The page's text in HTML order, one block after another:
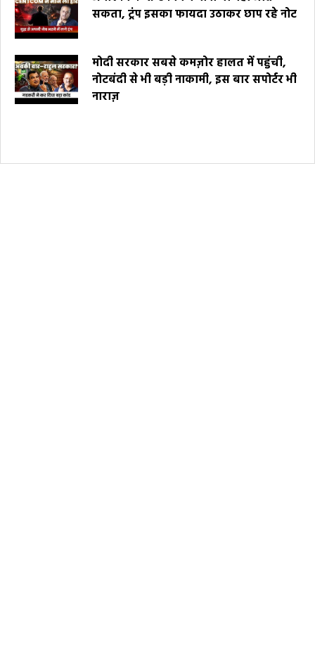
सकता, ट्रंप इसका फायदा उठाकर छाप रहे नोट
मोदी सरकार सबसे कमज़ोर हालत में पहुंची,
नोटबंदी से भी बड़ी नाकामी, इस बार सपोर्टर भी
नाराज़